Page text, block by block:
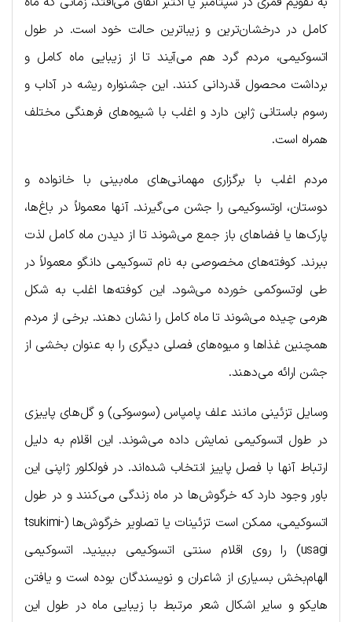
کامل در درخشان‌ترین و زیباترین حالت خود است. در طول
اتسوکیمی، مردم گرد هم می‌آیند تا از زیبایی ماه کامل و
برداشت محصول قدردانی کنند. این جشنواره ریشه در آداب و
رسوم باستانی ژاپن دارد و اغلب با شیوه‌های فرهنگی مختلف
همراه است.
مردم اغلب با برگزاری مهمانی‌های ماه‌بینی با خانواده و
دوستان، اوتسوکیمی را جشن می‌گیرند. آنها معمولاً در باغ‌ها،
پارک‌ها یا فضاهای باز جمع می‌شوند تا از دیدن ماه کامل لذت
ببرند. کوفته‌های مخصوصی به نام تسوکیمی دانگو معمولاً در
طی اوتسوکمی خورده می‌شود. این کوفته‌ها اغلب به شکل
هرمی چیده می‌شوند تا ماه کامل را نشان دهند. برخی از مردم
همچنین غذاها و میوه‌های فصلی دیگری را به عنوان بخشی از
جشن ارائه می‌دهند.
وسایل تزئینی مانند علف پامپاس (سوسوکی) و گل‌های پاییزی
در طول اتسوکیمی نمایش داده می‌شوند. این اقلام به دلیل
ارتباط آنها با فصل پاییز انتخاب شده‌اند. در فولکلور ژاپنی این
باور وجود دارد که خرگوش‌ها در ماه زندگی می‌کنند و در طول
اتسوکیمی، ممکن است تزئینات یا تصاویر خرگوش‌ها (tsukimi-
usagi) را روی اقلام سنتی اتسوکیمی ببینید. اتسوکیمی
الهام‌بخش بسیاری از شاعران و نویسندگان بوده است و یافتن
هایکو و سایر اشکال شعر مرتبط با زیبایی ماه در طول این